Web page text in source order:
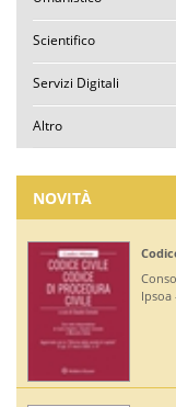
Scientifico
Servizi Digitali
Altro
NOVITÀ
Ipsoa